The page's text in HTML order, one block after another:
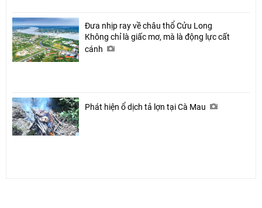
Đưa nhịp ray về châu thổ Cửu Long
Không chỉ là giấc mơ, mà là động lực cất
cánh
Phát hiện ổ dịch tả lợn tại Cà Mau